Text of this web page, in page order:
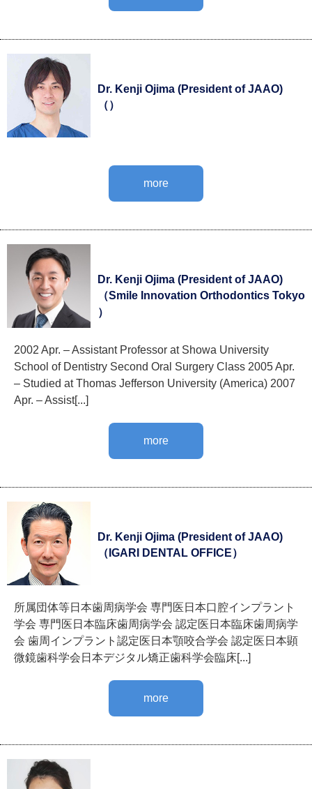
Dr. Kenji Ojima (President of JAAO)
（）
more
Dr. Kenji Ojima (President of JAAO)
（Smile Innovation Orthodontics Tokyo
）
2002 Apr. – Assistant Professor at Showa University
School of Dentistry Second Oral Surgery Class 2005 Apr.
– Studied at Thomas Jefferson University (America) 2007
Apr. – Assist[...]
more
Dr. Kenji Ojima (President of JAAO)
（IGARI DENTAL OFFICE）
所属団体等日本歯周病学会 専門医日本口腔インプラント
学会 専門医日本臨床歯周病学会 認定医日本臨床歯周病学
会 歯周インプラント認定医日本顎咬合学会 認定医日本顕
微鏡歯科学会日本デジタル矯正歯科学会臨床[...]
more